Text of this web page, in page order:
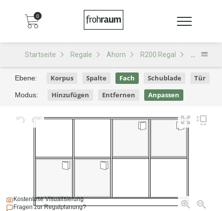
0
Startseite Regale Ahorn R200 Regal R200 -
Kostenlose Visualisierung
Fragen zur Regalplanung?
Ebene: Korpus Spalte Fach Schublade Tür
Modus: Hinzufügen Entfernen Anpassen